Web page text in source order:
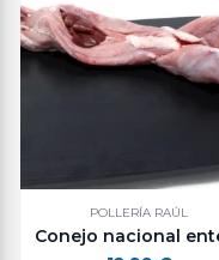
POLLERÍA RAÚL